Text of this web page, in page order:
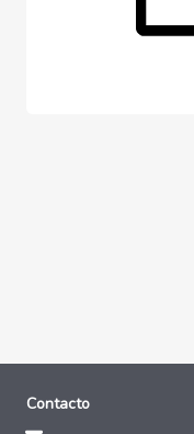
Contacto